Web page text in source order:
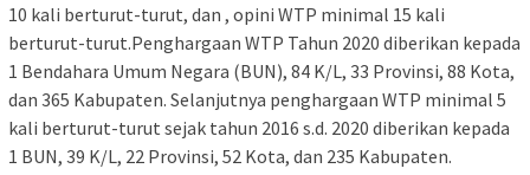
10 kali berturut-turut, dan , opini WTP minimal 15 kali
berturut-turut.Penghargaan WTP Tahun 2020 diberikan kepada
1 Bendahara Umum Negara (BUN), 84 K/L, 33 Provinsi, 88 Kota,
dan 365 Kabupaten. Selanjutnya penghargaan WTP minimal 5
kali berturut-turut sejak tahun 2016 s.d. 2020 diberikan kepada
1 BUN, 39 K/L, 22 Provinsi, 52 Kota, dan 235 Kabupaten.